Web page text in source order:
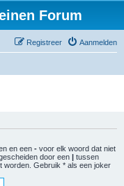
Forum
Aanmelden
Registreer
en een - voor elk woord dat niet
door een | tussen
worden. Gebruik * als een joker